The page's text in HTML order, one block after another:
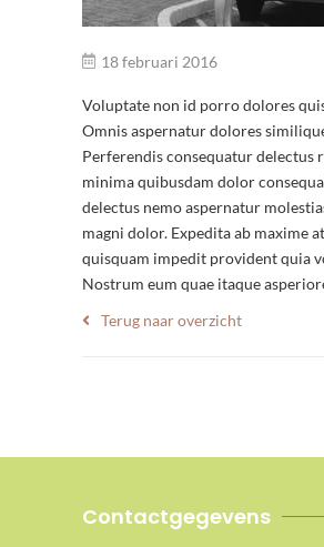
18 februari 2016
Voluptate non id porro dolores
Omnis aspernatur dolores
Perferendis consequatur delectus
minima quibusdam dolor
delectus nemo aspernatur
magni dolor. Expedita ab maxime
quisquam impedit provident quia
Nostrum eum quae itaque
Terug naar overzicht
Contactgegevens